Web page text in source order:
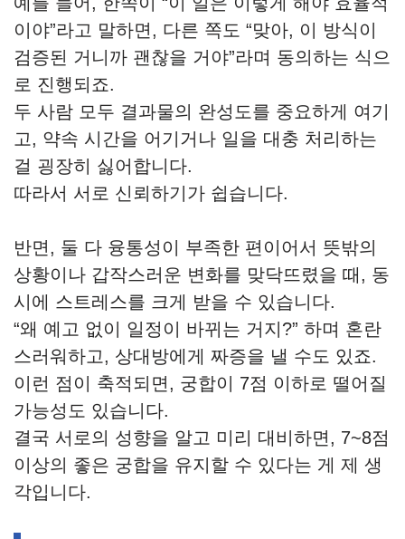
이야”라고 말하면, 다른 쪽도 “맞아, 이 방식이
검증된 거니까 괜찮을 거야”라며 동의하는 식으
로 진행되죠.
두 사람 모두 결과물의 완성도를 중요하게 여기
고, 약속 시간을 어기거나 일을 대충 처리하는
걸 굉장히 싫어합니다.
따라서 서로 신뢰하기가 쉽습니다.
반면, 둘 다 융통성이 부족한 편이어서 뜻밖의
상황이나 갑작스러운 변화를 맞닥뜨렸을 때, 동
시에 스트레스를 크게 받을 수 있습니다.
“왜 예고 없이 일정이 바뀌는 거지?” 하며 혼란
스러워하고, 상대방에게 짜증을 낼 수도 있죠.
이런 점이 축적되면, 궁합이 7점 이하로 떨어질
가능성도 있습니다.
결국 서로의 성향을 알고 미리 대비하면, 7~8점
이상의 좋은 궁합을 유지할 수 있다는 게 제 생
각입니다.